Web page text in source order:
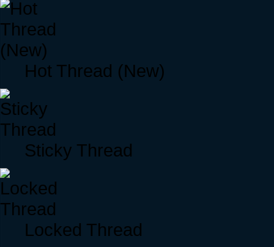
Hot Thread (New)
Sticky Thread
Locked Thread